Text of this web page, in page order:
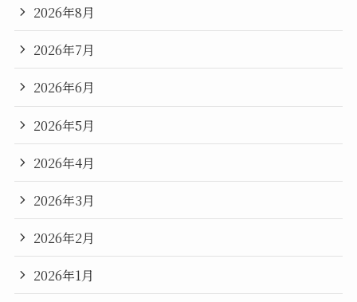
2026年8月
2026年7月
2026年6月
2026年5月
2026年4月
2026年3月
2026年2月
2026年1月